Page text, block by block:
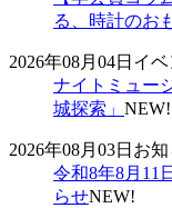
る、時計のお
2026年08月04日 イベ
ナイトミュー
城探索」 NEW!
2026年08月03日 お
令和8年8月11
らせNEW!